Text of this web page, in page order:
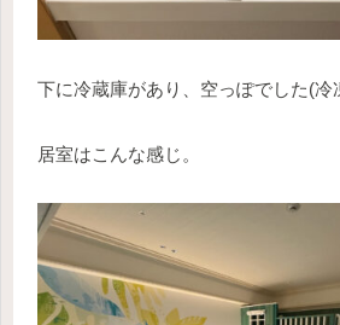
下に冷蔵庫があり、空っぽでした(冷
居室はこんな感じ。